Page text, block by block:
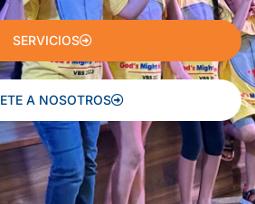
SERVICIOS
A NOSOTROS